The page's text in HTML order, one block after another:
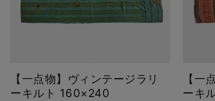
【一点物】ヴィンテージラリ
ーキルト 160×240
【一
ーキ